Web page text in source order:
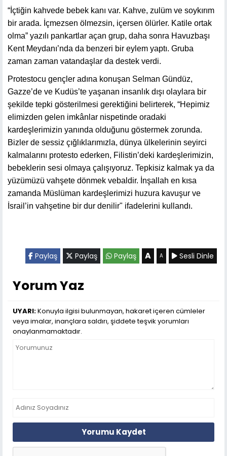
“İçtiğin kahvede bebek kanı var. Kahve, zulüm ve soykırım
bir arada. İçmezsen ölmezsin, içersen ölürler. Katile ortak
olma” yazılı pankartlar açan grup, daha sonra Havuzbaşı
Kent Meydanı’nda da benzeri bir eylem yaptı. Gruba
zaman zaman vatandaşlar da destek verdi.
Protestocu gençler adına konuşan Selman Gündüz,
Gazze’de ve Kudüs’te yaşanan insanlık dışı olaylara bir
şekilde tepki gösterilmesi gerektiğini belirterek, “Hepimiz
elimizden gelen imkânlar nispetinde oradaki
kardeşlerimizin yanında olduğunu göstermek zorunda.
Bizler de sessiz çığlıklarımızla, dünya ülkelerinin seyirci
kalmalarını protesto ederken, Filistin’deki kardeşlerimizin,
bebeklerin sesi olmaya çalışıyoruz. Tepkisiz kalmak ya da
yüzümüzü vahşete dönmek vebaldir. İnşallah en kısa
zamanda Müslüman kardeşlerimizi huzura kavuşur ve
İsrail’in vahşetine bir dur denilir" ifadelerini kullandı.
Paylaş Paylaş Paylaş A A Sesli Dinle
Yorum Yaz
UYARI:Konuyla ilgisi bulunmayan, hakaret içeren cümleler
veya imalar, inançlara saldırı, şiddete teşvik yorumları
onaylanmamaktadır.
Yorumu Kaydet